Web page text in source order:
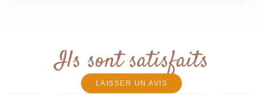
Ils sont satisfaits
LAISSER UN AVIS